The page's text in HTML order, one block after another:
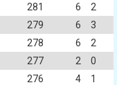
281 6
2
279 6
3
278 6
2
277 2
0
276 4
1